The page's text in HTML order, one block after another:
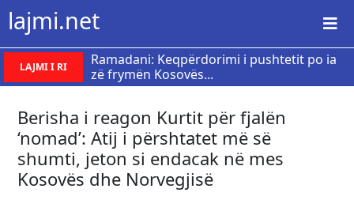
lajmi.net
LAJMI I RI
Ramadani: Keqpërdorimi i pushtetit po ia
zë frymën Kosovës...
Berisha i reagon Kurtit për fjalën
‘nomad’: Atij i përshtatet më së
shumti, jeton si endacak në mes
Kosovës dhe Norvegjisë